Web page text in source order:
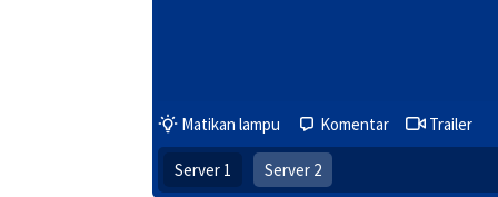
Matikan lampu Komentar Trailer
Server 1 Server 2